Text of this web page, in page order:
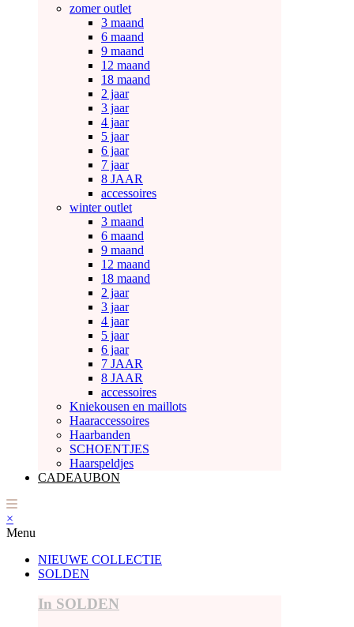
zomer outlet
3 maand
6 maand
9 maand
12 maand
18 maand
2 jaar
3 jaar
4 jaar
5 jaar
6 jaar
7 jaar
8 JAAR
accessoires
winter outlet
3 maand
6 maand
9 maand
12 maand
18 maand
2 jaar
3 jaar
4 jaar
5 jaar
6 jaar
7 JAAR
8 JAAR
accessoires
Kniekousen en maillots
Haaraccessoires
Haarbanden
SCHOENTJES
Haarspeldjes
CADEAUBON
×
Menu
NIEUWE COLLECTIE
SOLDEN
In SOLDEN